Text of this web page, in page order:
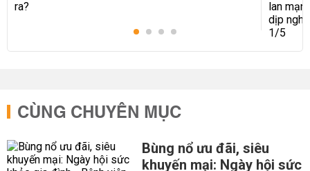
CÙNG CHUYÊN MỤC
Bùng nổ ưu đãi, siêu
khuyến mại: Ngày hội sức